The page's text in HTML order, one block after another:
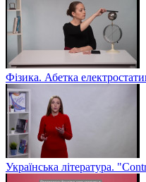
Фізика. Абетка
Українська література.